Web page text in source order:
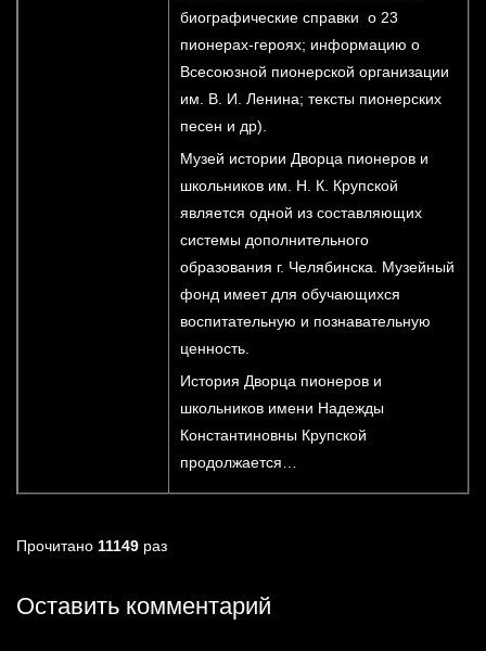
биографические справки о 23
пионерах-героях; информацию о
Всесоюзной пионерской организации
им. В. И. Ленина; тексты пионерских
песен и др).
Музей истории Дворца пионеров и
школьников им. Н. К. Крупской
является одной из составляющих
системы дополнительного
образования г. Челябинска. Музейный
фонд имеет для обучающихся
воспитательную и познавательную
ценность.
История Дворца пионеров и
школьников имени Надежды
Константиновны Крупской
продолжается…
Прочитано 11149 раз
Оставить комментарий